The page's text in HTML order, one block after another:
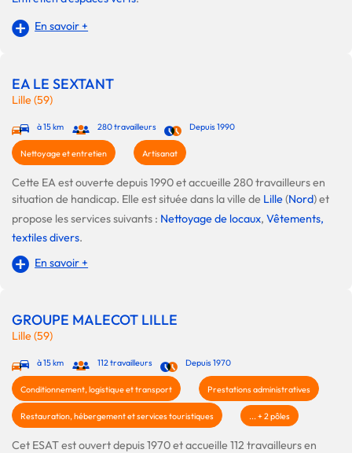
En savoir +
EA LE SEXTANT
Lille (59)
à 15 km 280 travailleurs Depuis 1990
Nettoyage et entretien Artisanat
Cette EA est ouverte depuis 1990 et accueille 280 travailleurs en
situation de handicap. Elle est située dans la ville de Lille(Nord) et
propose les services suivants : Nettoyage de locaux, Vêtements,
textiles divers.
En savoir +
GROUPE MALECOT LILLE
Lille (59)
à 15 km 112 travailleurs Depuis 1970
Conditionnement, logistique et transport Prestations administratives
Restauration, hébergement et services touristiques ... + 2 pôles
Cet ESAT est ouvert depuis 1970 et accueille 112 travailleurs en